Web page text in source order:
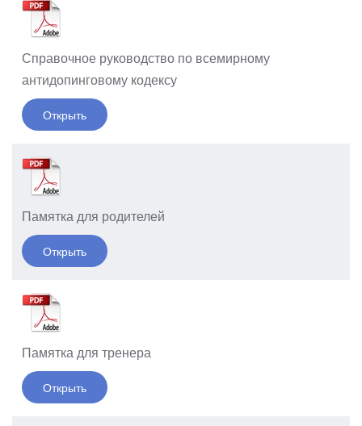
Справочное руководство по всемирному
антидопинговому кодексу
Открыть
Памятка для родителей
Открыть
Памятка для тренера
Открыть